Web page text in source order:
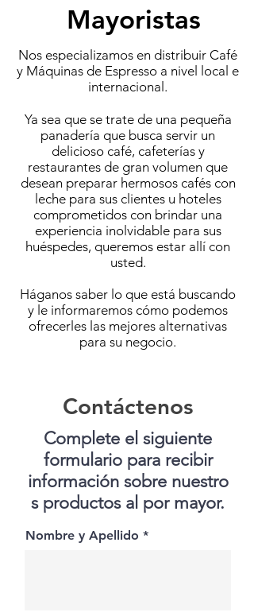
Mayoristas
Nos especializamos en distribuir Café
y Máquinas de Espresso a nivel local e
internacional.
Ya sea que se trate de una pequeña
panadería que busca servir un
delicioso café, cafeterías y
restaurantes de gran volumen que
desean preparar hermosos cafés con
leche para sus clientes u hoteles
comprometidos con brindar una
experiencia inolvidable para sus
huéspedes, queremos estar allí con
usted.
Háganos saber lo que está buscando
y le informaremos cómo podemos
ofrecerles las mejores alternativas
para su negocio.
Contáctenos
Complete el siguiente
formulario para recibir
información sobrenuestro
s productos al por mayor.
Nombre y Apellido